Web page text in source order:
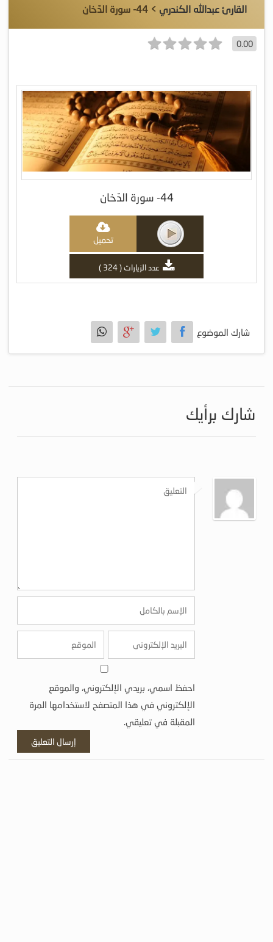
القارئ عبدالله الكندري > 44- سورة الدّخان
0.00
44- سورة الدّخان
تحميل
عدد الزيارات ( 324 )
شارك الموضوع
شارك برأيك
احفظ اسمي، بريدي الإلكتروني، والموقع
الإلكتروني في هذا المتصفح لاستخدامها المرة
المقبلة في تعليقي.